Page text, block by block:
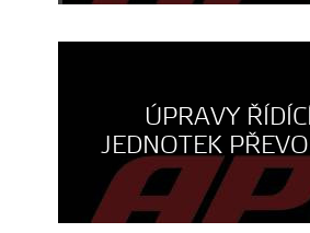
ÚPRAVY
JEDNOTEK